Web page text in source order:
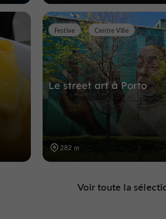
Le street art à Porto
Festive Centre Ville
282 m
Voir toute la